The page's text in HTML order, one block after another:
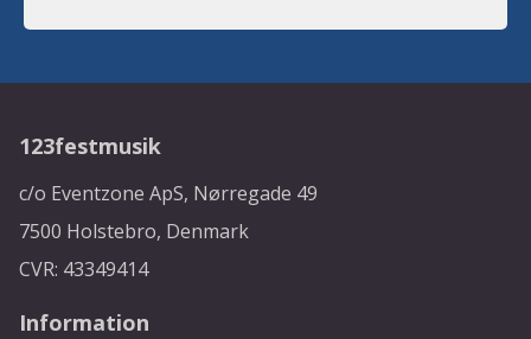
123festmusik
c/o Eventzone ApS, Nørregade 49
7500 Holstebro, Denmark
CVR: 43349414
Information